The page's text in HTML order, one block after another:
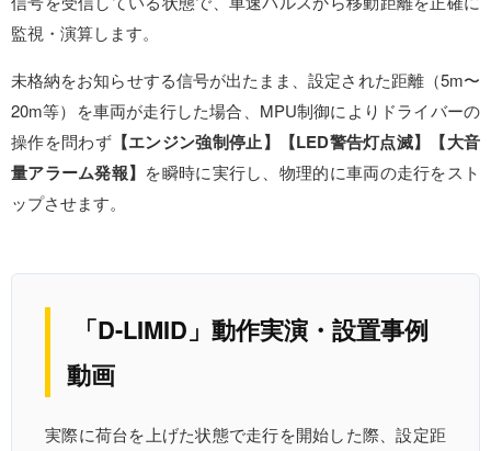
監視・演算します。
未格納をお知らせする信号が出たまま、設定された距離（5m〜
20m等）を車両が走行した場合、MPU制御によりドライバーの
操作を問わず【エンジン強制停止】【LED警告灯点滅】【大音
量アラーム発報】 を瞬時に実行し、物理的に車両の走行をスト
ップさせます。
「D-LIMID」動作実演・設置事例
動画
実際に荷台を上げた状態で走行を開始した際、設定距